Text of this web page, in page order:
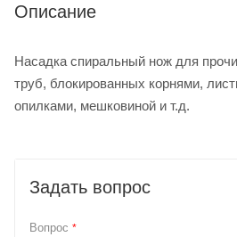
Описание
Насадка спиральный нож для
труб, блокированных корнями,
опилками, мешковиной и т.д.
Задать вопрос
Вопрос *